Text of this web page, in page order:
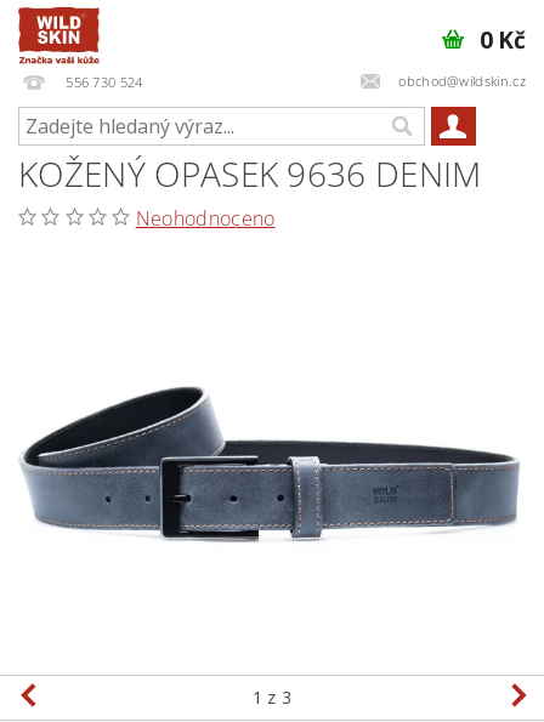
556 730 524 obchod@wildskin.cz
0 Kč
KOŽENÝ OPASEK 9636 DENIM
Neohodnoceno
1 z 3